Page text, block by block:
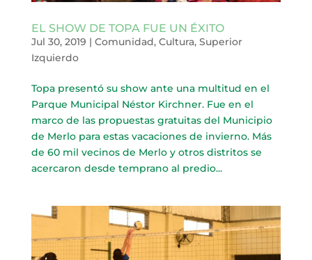
EL SHOW DE TOPA FUE UN ÉXITO
Jul 30, 2019 | Comunidad, Cultura, Superior
Izquierdo
Topa presentó su show ante una multitud en el
Parque Municipal Néstor Kirchner. Fue en el
marco de las propuestas gratuitas del Municipio
de Merlo para estas vacaciones de invierno. Más
de 60 mil vecinos de Merlo y otros distritos se
acercaron desde temprano al predio...